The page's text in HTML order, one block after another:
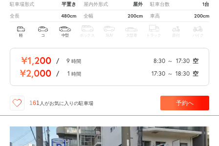
駐車場形式 平置き 屋内外形式 屋外 駐車台数 1台
全長 480cm 全幅 200cm 車高 200cm
軽 コ 中型 ボックス SUV 大型車 トラック 原付 バイク
¥1,200 / 9 時間 8:30 ～ 17:30 空
¥2,000 / 1 時間 17:30 ～ 18:30 空
161 人がお気に入りの駐車場 予約へ